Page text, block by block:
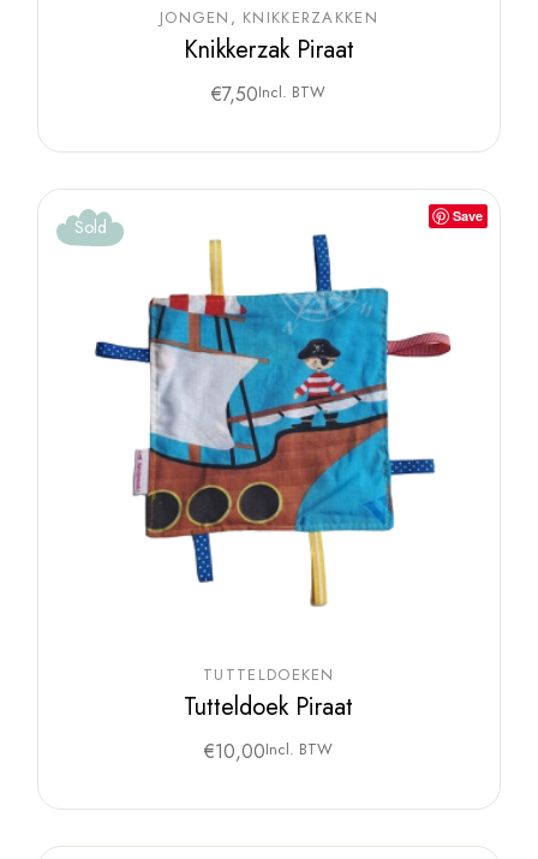
JONGEN KNIKKERZAKKEN
Knikkerzak Piraat
€7,50Incl. BTW
Save
Sold
TUTTELDOEKEN
Tutteldoek Piraat
€10,00Incl. BTW